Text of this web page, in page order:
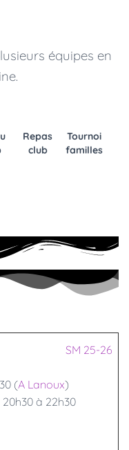
équipes en
Repas
club
Tournoi
familles
(A Lanoux)
à 22h30